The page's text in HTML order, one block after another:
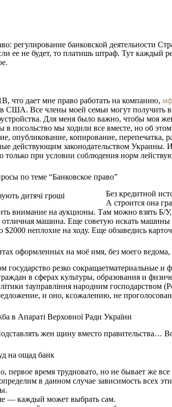
регулирование банковской деятельности
ее не будет, то платишь штраф. Тут каждый
что дает мне право работать на компанию,
США. Все члены моей семьи могут получить
Для меня было важно, чтобы моя
в посольство мы ходили все вместе, но об
опубликование, копирование, перепечатка,
действующим законодательством
только при условии соблюдения норм
по теме “Банковское право”
Без кредитной
А строится она
внимание на аукционы. Там можно взять Б/
отличная машина. Еще советую искать
$2000 неплохие на ходу. Еще обзаведись
оформленных на моё имя, без моего
государство резко сокращаетматериальные
в сферах культуры, образования и
тауправління народним
и оно, ксожалению, не
в Апараті Верховної Ради України
жен щину вместо правительства…
на ощад банк
первое время трудновато, но не бывает же все
в данном случае зависимость всех
— каждый может выбрать сам.